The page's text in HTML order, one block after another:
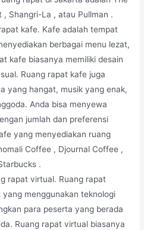
Shangri-La , atau Pullman .
kafe. Kafe adalah tempat
berbagai menu lezat,
kafe biasanya memiliki desain
Ruang rapat kafe juga
yang hangat, musik yang enak,
Anda bisa menyewa
jumlah dan preferensi
yang menyediakan ruang
Coffee , Djournal Coffee ,
.
rapat virtual. Ruang rapat
menggunakan teknologi
para peserta yang berada
Ruang rapat virtual biasanya